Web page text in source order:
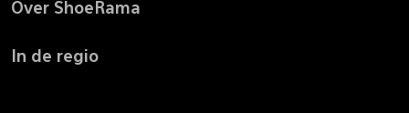
Over ShoeRama
In de regio